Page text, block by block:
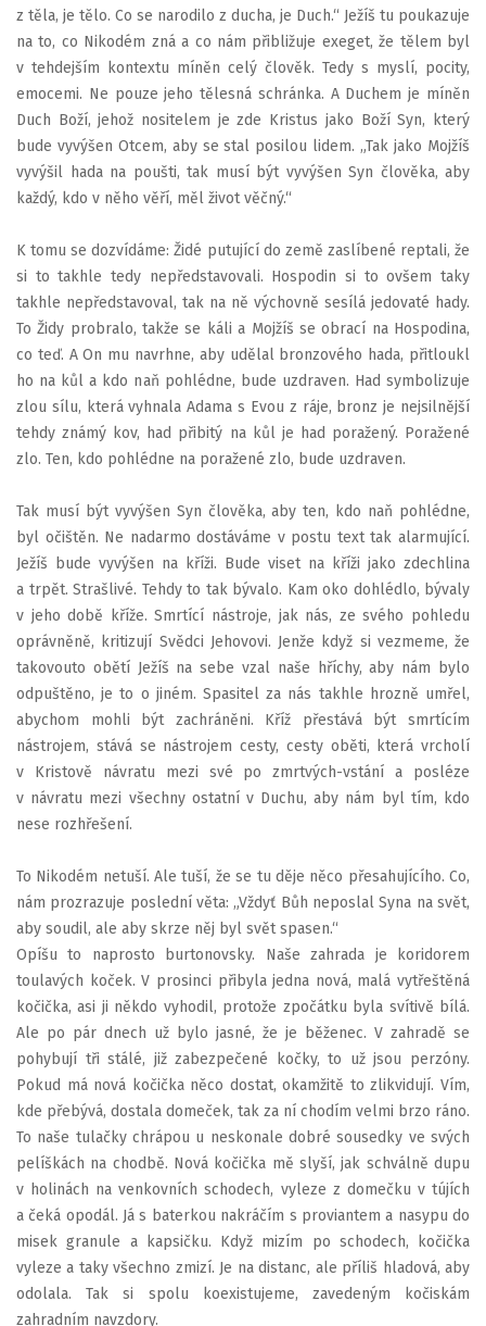
z těla, je tělo. Co se narodilo z ducha, je Duch.“ Ježíš tu poukazuje
na to, co Nikodém zná a co nám přibližuje exeget, že tělem byl
v tehdejším kontextu míněn celý člověk. Tedy s myslí, pocity,
emocemi. Ne pouze jeho tělesná schránka. A Duchem je míněn
Duch Boží, jehož nositelem je zde Kristus jako Boží Syn, který
bude vyvýšen Otcem, aby se stal posilou lidem. „Tak jako Mojžíš
vyvýšil hada na poušti, tak musí být vyvýšen Syn člověka, aby
každý, kdo v něho věří, měl život věčný.“
K tomu se dozvídáme: Židé putující do země zaslíbené reptali, že
si to takhle tedy nepředstavovali. Hospodin si to ovšem taky
takhle nepředstavoval, tak na ně výchovně sesílá jedovaté hady.
To Židy probralo, takže se káli a Mojžíš se obrací na Hospodina,
co teď. A On mu navrhne, aby udělal bronzového hada, přitloukl
ho na kůl a kdo naň pohlédne, bude uzdraven. Had symbolizuje
zlou sílu, která vyhnala Adama s Evou z ráje, bronz je nejsilnější
tehdy známý kov, had přibitý na kůl je had poražený. Poražené
zlo. Ten, kdo pohlédne na poražené zlo, bude uzdraven.
Tak musí být vyvýšen Syn člověka, aby ten, kdo naň pohlédne,
byl očištěn. Ne nadarmo dostáváme v postu text tak alarmující.
Ježíš bude vyvýšen na kříži. Bude viset na kříži jako zdechlina
a trpět. Strašlivé. Tehdy to tak bývalo. Kam oko dohlédlo, bývaly
v jeho době kříže. Smrtící nástroje, jak nás, ze svého pohledu
oprávněně, kritizují Svědci Jehovovi. Jenže když si vezmeme, že
takovouto obětí Ježíš na sebe vzal naše hříchy, aby nám bylo
odpuštěno, je to o jiném. Spasitel za nás takhle hrozně umřel,
abychom mohli být zachráněni. Kříž přestává být smrtícím
nástrojem, stává se nástrojem cesty, cesty oběti, která vrcholí
v Kristově návratu mezi své po zmrtvých-vstání a posléze
v návratu mezi všechny ostatní v Duchu, aby nám byl tím, kdo
nese rozhřešení.
To Nikodém netuší. Ale tuší, že se tu děje něco přesahujícího. Co,
nám prozrazuje poslední věta: „Vždyť Bůh neposlal Syna na svět,
aby soudil, ale aby skrze něj byl svět spasen.“
Opíšu to naprosto burtonovsky. Naše zahrada je koridorem
toulavých koček. V prosinci přibyla jedna nová, malá vytřeštěná
kočička, asi ji někdo vyhodil, protože zpočátku byla svítivě bílá.
Ale po pár dnech už bylo jasné, že je běženec. V zahradě se
pohybují tři stálé, již zabezpečené kočky, to už jsou perzóny.
Pokud má nová kočička něco dostat, okamžitě to zlikvidují. Vím,
kde přebývá, dostala domeček, tak za ní chodím velmi brzo ráno.
To naše tulačky chrápou u neskonale dobré sousedky ve svých
pelíškách na chodbě. Nová kočička mě slyší, jak schválně dupu
v holinách na venkovních schodech, vyleze z domečku v tújích
a čeká opodál. Já s baterkou nakráčím s proviantem a nasypu do
misek granule a kapsičku. Když mizím po schodech, kočička
vyleze a taky všechno zmizí. Je na distanc, ale příliš hladová, aby
odolala. Tak si spolu koexistujeme, zavedeným kočiskám
zahradním navzdory.